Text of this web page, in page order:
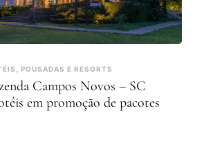
POUSADAS E RESORTS
Campos Novos – SC
em promoção de pacotes